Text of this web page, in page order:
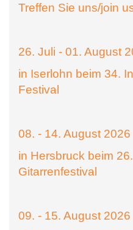
Treffen Sie uns/join
26. Juli - 01. August
in Iserlohn beim 34.
Festival
08. - 14. August 2026
in Hersbruck beim
Gitarrenfestival
09. - 15. August 2026